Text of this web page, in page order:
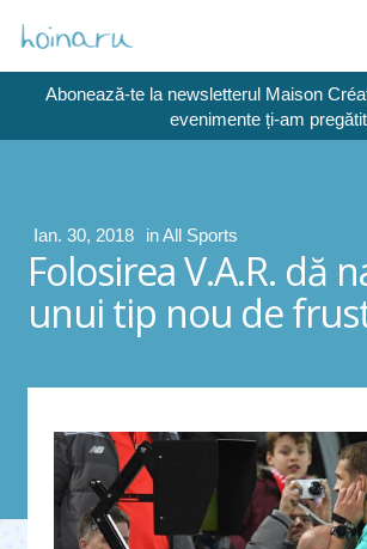
Abonează-te la newsletterul Maison
evenimente ți-am pregătit
Ian. 30, 2018 inAll Sports
Folosirea V.A.R. dă
unui tip nou de